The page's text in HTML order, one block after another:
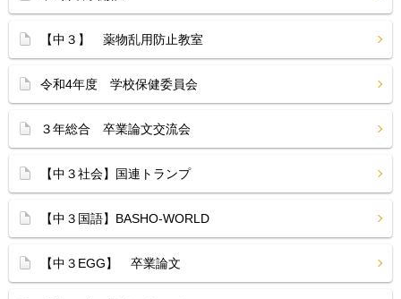
【中３】 薬物乱用防止教室
令和4年度 学校保健委員会
３年総合 卒業論文交流会
【中３社会】国連トランプ
【中３国語】BASHO-WORLD
【中３EGG】 卒業論文